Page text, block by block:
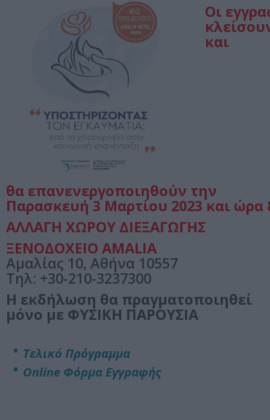
Oι
και
θα επανενεργοποιηθούν την
Παρασκευή3 Μαρτίου 2023 και ώρα
ΑΛΛΑΓΗ ΧΩΡΟΥ ΔΙΕΞΑΓΩΓΗΣ
ΞΕΝΟΔΟΧΕΙΟ AMALIA
Αμαλίας 10, Αθήνα 10557
Tηλ: +30-210-3237300
Η εκδήλωση θα πραγματοποιηθεί
μόνο με ΦΥΣΙΚΗ ΠΑΡΟΥΣΙΑ
Τελικό Πρόγραμμα
Online Φόρμα Εγγραφής